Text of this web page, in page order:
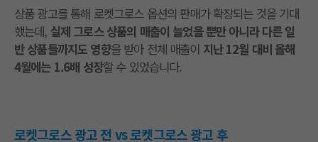
상품 광고를 통해 로켓그로스 옵션의 판매가 확장되는 것을 기대
했는데, 실제 그로스 상품의 매출이 늘었을 뿐만 아니라 다른 일
반 상품들까지도 영향을 받아 전체 매출이 지난 12월 대비 올해
4월에는 1.6배 성장할 수 있었습니다.
로켓그로스 광고 전 vs 로켓그로스 광고 후